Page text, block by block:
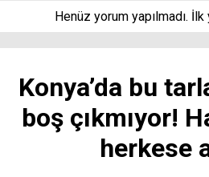
Henüz yorum yapılmadı.
Konya’da bu
boş çıkmıyor!
herkese